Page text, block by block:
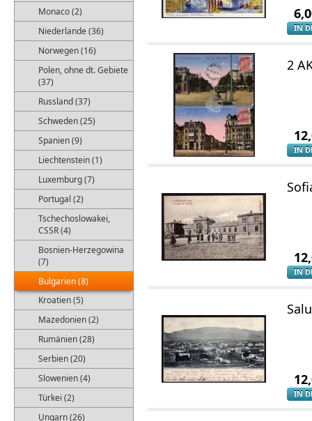
Monaco (2)
Niederlande (36)
Norwegen (16)
Polen, ohne dt. Gebiete
(37)
Russland (37)
Schweden (25)
Spanien (9)
Liechtenstein (1)
Luxemburg (7)
Portugal (2)
Tschechoslowakei,
CSSR (4)
Bosnien-Herzegowina
(7)
Bulgarien (8)
Kroatien (5)
Mazedonien (2)
Rumänien (28)
Serbien (20)
Slowenien (4)
Türkei (2)
Ungarn (26)
IN
2
IN
IN
IN